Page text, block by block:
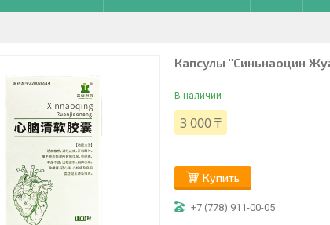
Капсулы "Синьнаоцин
В наличии
3 000 ₸
Купить
+7 (778) 911-00-05